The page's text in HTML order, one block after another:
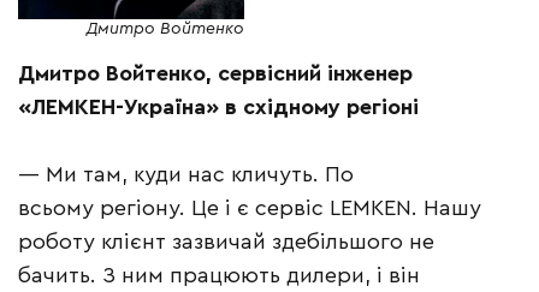
Дмитро Войтенко
Дмитро Войтенко, сервісний інженер
«ЛЕМКЕН-Україна» в східному регіоні
— Ми там, куди нас кличуть. По
всьому регіону. Це і є сервіс LEMKEN. Нашу
роботу клієнт зазвичай здебільшого не
бачить. З ним працюють дилери, і він